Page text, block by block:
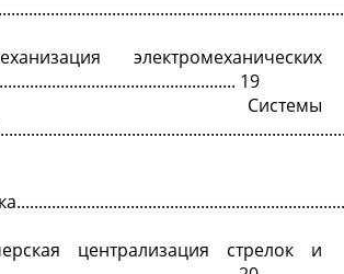
электромеханических
19
Системы
централизация стрелок и